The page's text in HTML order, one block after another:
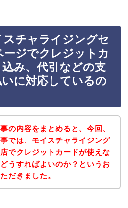
スチャライジングセ
ジでクレジットカ
み、代引などの支
に対応しているの
の内容をまとめると、今回、
では、モイスチャライジング
でクレジットカードが使えな
うすればよいのか？というお
だきました。